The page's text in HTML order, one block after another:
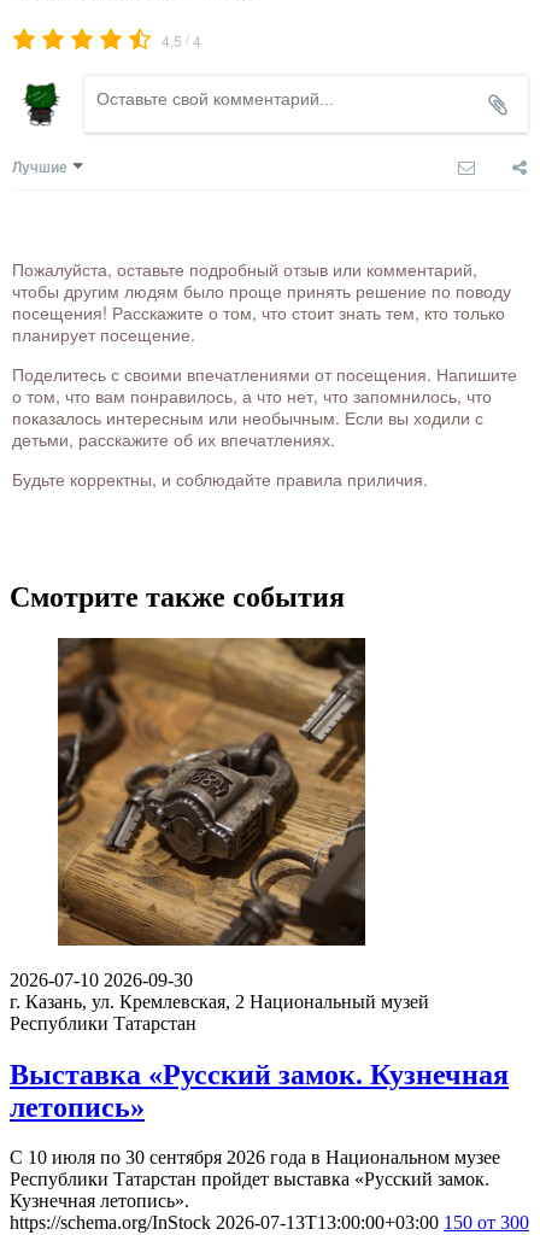
4.5 /4
Лучшие
Пожалуйста, оставьте подробный отзыв или комментарий,
чтобы другим людям было проще принять решение по поводу
посещения! Расскажите о том, что стоит знать тем, кто только
планирует посещение.
Поделитесь с своими впечатлениями от посещения. Напишите
о том, что вам понравилось, а что нет, что запомнилось, что
показалось интересным или необычным. Если вы ходили с
детьми, расскажите об их впечатлениях.
Будьте корректны, и соблюдайте правила приличия.
Смотрите также события
2026-07-10 2026-09-30
г. Казань, ул. Кремлевская, 2 Национальный музей
Республики Татарстан
Выставка «Русский замок. Кузнечная
летопись»
С 10 июля по 30 сентября 2026 года в Национальном музее
Республики Татарстан пройдет выставка «Русский замок.
Кузнечная летопись».
https://schema.org/InStock 2026-07-13T13:00:00+03:00 150 от 300